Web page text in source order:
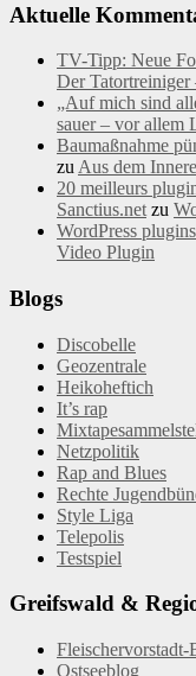
Aktuelle
TV-Tipp: Neue
Der
„Auf mich sind
sauer – vor allem
Baumaßnahme
zu Aus dem
20 meilleurs
Sanctius.net zu
WordPress
Video Plugin
Blogs
Discobelle
Geozentrale
Heikoheftich
It’s rap
Netzpolitik
Rap and Blues
Rechte
Style Liga
Telepolis
Testspiel
Greifswald &
Fleischervorstadt-
Ostseeblog